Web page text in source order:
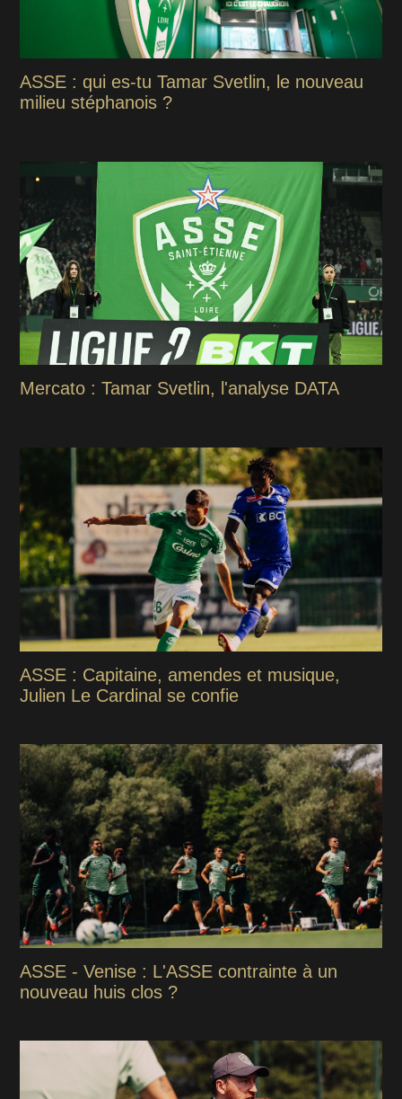
ASSE : qui es-tu Tamar Svetlin, le nouveau
milieu stéphanois ?
Mercato : Tamar Svetlin, l'analyse DATA
ASSE : Capitaine, amendes et musique,
Julien Le Cardinal se confie
ASSE - Venise : L'ASSE contrainte à un
nouveau huis clos ?